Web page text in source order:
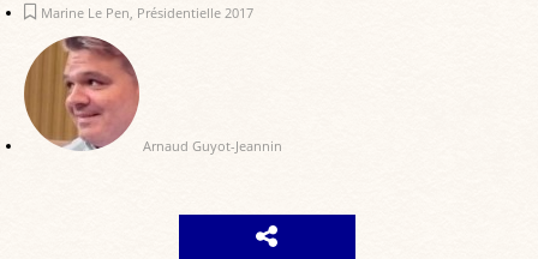
Marine Le Pen Présidentielle 2017
Arnaud Guyot-Jeannin